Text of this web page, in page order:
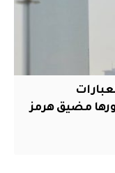
مضيق هرمز